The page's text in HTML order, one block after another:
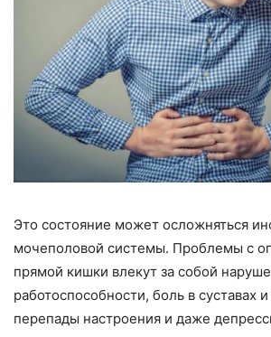
Это состояние может осложняться
мочеполовой системы. Проблемы с
прямой кишки влекут за собой
работоспособности, боль в суставах
перепады настроения и даже